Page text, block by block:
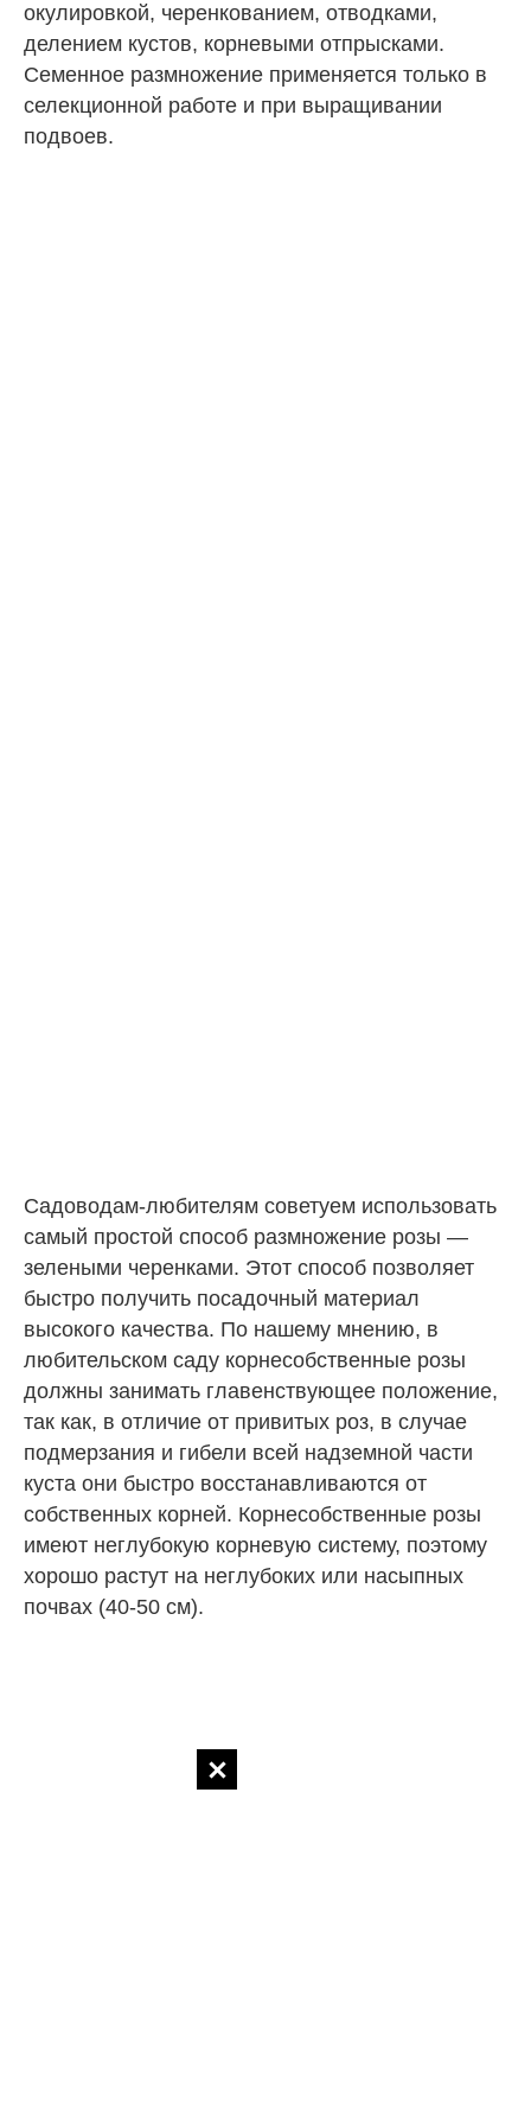
окулировкой, черенкованием, отводками,
делением кустов, корневыми отпрысками.
Семенное размножение применяется только в
селекционной работе и при выращивании
подвоев.
Садоводам-любителям советуем использовать
самый простой способ размножение розы —
зелеными черенками. Этот способ позволяет
быстро получить посадочный материал
высокого качества. По нашему мнению, в
любительском саду корнесобственные розы
должны занимать главенствующее положение,
так как, в отличие от привитых роз, в случае
подмерзания и гибели всей надземной части
куста они быстро восстанавливаются от
собственных корней. Корнесобственные розы
имеют неглубокую корневую систему, поэтому
хорошо растут на неглубоких или насыпных
почвах (40-50 см).